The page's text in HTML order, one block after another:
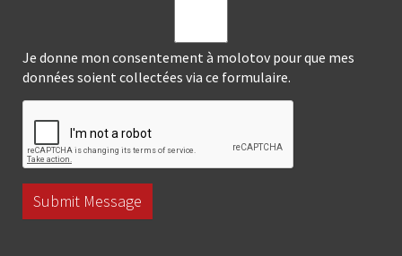
Je donne mon consentement à molotov pour que mes
données soient collectées via ce formulaire.
Submit Message